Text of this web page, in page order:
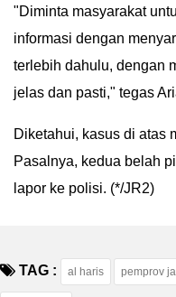
"Diminta masyarakat
informasi dengan
terlebih dahulu, dengan
jelas dan pasti," tegas
Diketahui, kasus di atas
Pasalnya, kedua belah
lapor ke polisi. (*/JR2)
TAG : al haris pemprov